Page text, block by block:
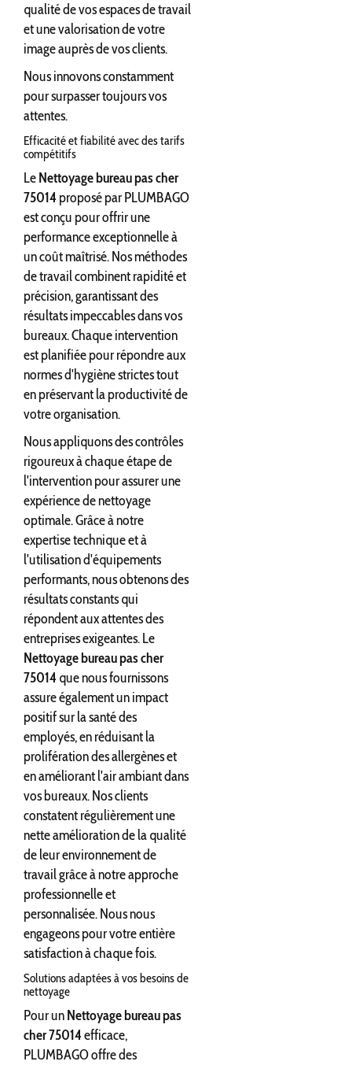
qualité de vos espaces de travail
et une valorisation de votre
image auprès de vos clients.
Nous innovons constamment
pour surpasser toujours vos
attentes.
Efficacité et fiabilité avec des tarifs
compétitifs
LeNettoyage bureau pas cher
75014 proposé par PLUMBAGO
est conçu pour offrir une
performance exceptionnelle à
un coût maîtrisé. Nos méthodes
de travail combinent rapidité et
précision, garantissant des
résultats impeccables dans vos
bureaux. Chaque intervention
est planifiée pour répondre aux
normes d'hygiène strictes tout
en préservant la productivité de
votre organisation.
Nous appliquons des contrôles
rigoureux à chaque étape de
l'intervention pour assurer une
expérience de nettoyage
optimale. Grâce à notre
expertise technique et à
l'utilisation d'équipements
performants, nous obtenons des
résultats constants qui
répondent aux attentes des
entreprises exigeantes. Le
Nettoyage bureau pas cher
75014 que nous fournissons
assure également un impact
positif sur la santé des
employés, en réduisant la
prolifération des allergènes et
en améliorant l'air ambiant dans
vos bureaux. Nos clients
constatent régulièrement une
nette amélioration de la qualité
de leur environnement de
travail grâce à notre approche
professionnelle et
personnalisée. Nous nous
engageons pour votre entière
satisfaction à chaque fois.
Solutions adaptées à vos besoins de
nettoyage
Pour unNettoyage bureau pas
cher 75014efficace,
PLUMBAGO offre des